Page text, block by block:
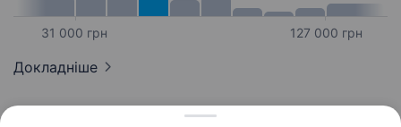
31 000 грн 127 000 грн
Докладніше